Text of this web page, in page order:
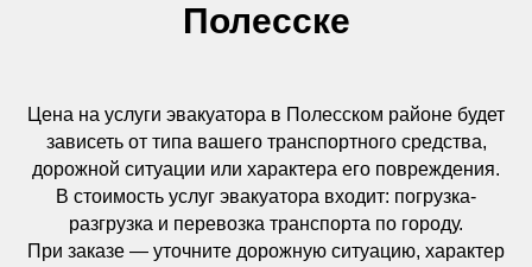
Полесске
Цена на услуги эвакуатора в Полесском районе будет
зависеть от типа вашего транспортного средства,
дорожной ситуации или характера его повреждения.
В стоимость услуг эвакуатора входит: погрузка-
разгрузка и перевозка транспорта по городу.
При заказе — уточните дорожную ситуацию, характер